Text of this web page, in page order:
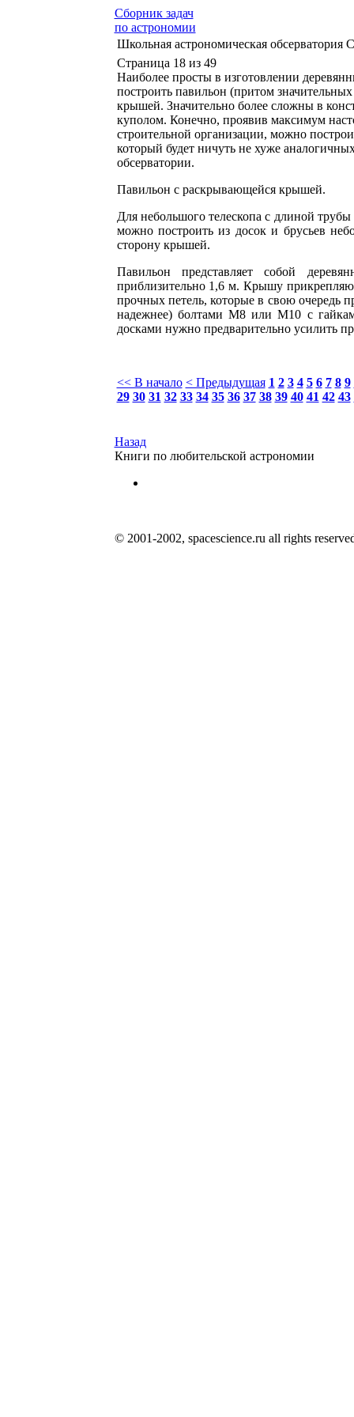
Сборник задач
по астрономии
Школьная астрономическая обсерватория
Страница 18 из 49
Наиболее просты в изготовлении
построить павильон (притом
крышей. Значительно более сложны в
куполом. Конечно, проявив максимум
строительной организации, можно
который будет ничуть не хуже
обсерватории.
Павильон с раскрывающейся крышей.
Для небольшого телескопа с длиной
можно построить из досок и брусьев
сторону крышей.
Павильон представляет собой
приблизительно 1,6 м. Крышу
прочных петель, которые в свою очередь
надежнее) болтами М8 или М10 с
досками нужно предварительно усилить
<< В начало < Предыдущая 1 2 3 4 5 6 7 8 9
29 30 31 32 33 34 35 36 37 38 39 40 41 42 43
Назад
Книги по любительской астрономии
© 2001-2002, spacescience.ru all rights